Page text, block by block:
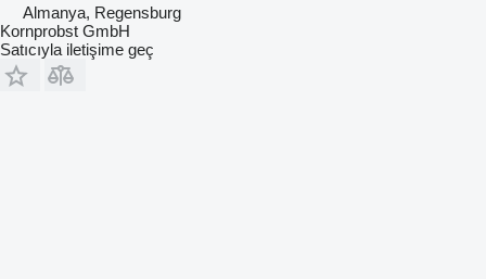
Almanya, Regensburg
Kornprobst GmbH
Satıcıyla iletişime geç